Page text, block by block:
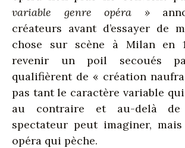
variable genre opéra »
créateurs avant d’essayer de
chose sur scène à Milan en
revenir un poil secoués
qualifièrent de « création
pas tant le caractère variable
au contraire et au-delà
spectateur peut imaginer,
opéra qui pèche.